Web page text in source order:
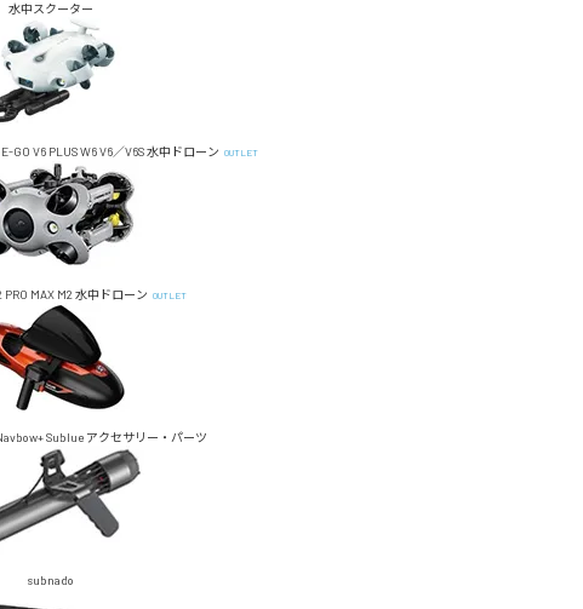
水中スクーター
E-GO V6 PLUS W6 V6／V6S 水中ドローン OUTLET
PRO MAX M2 水中ドローン OUTLET
Sublue アクセサリー・パーツ
subnado